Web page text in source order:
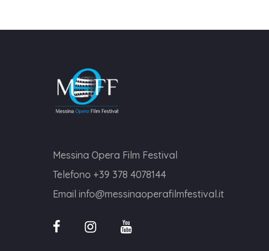
Messina Opera Film Festival
Telefono +39 378 4078144
Email info@messinaoperafilmfestival.it